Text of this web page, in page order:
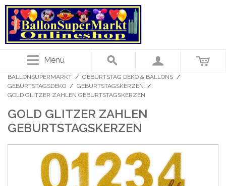
Menü
BALLONSUPERMARKT / GEBURTSTAG DEKO & BALLONS /
GEBURTSTAGSDEKO / GEBURTSTAGSKERZEN /
GOLD GLITZER ZAHLEN GEBURTSTAGSKERZEN
GOLD GLITZER ZAHLEN
GEBURTSTAGSKERZEN